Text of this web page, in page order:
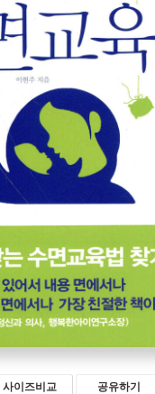
사이즈비교 공유하기